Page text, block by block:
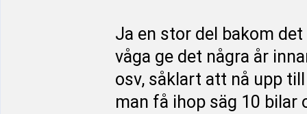
Ja en stor del bakom
våga ge det några år
osv, såklart att nå upp
man få ihop säg 10 bilar